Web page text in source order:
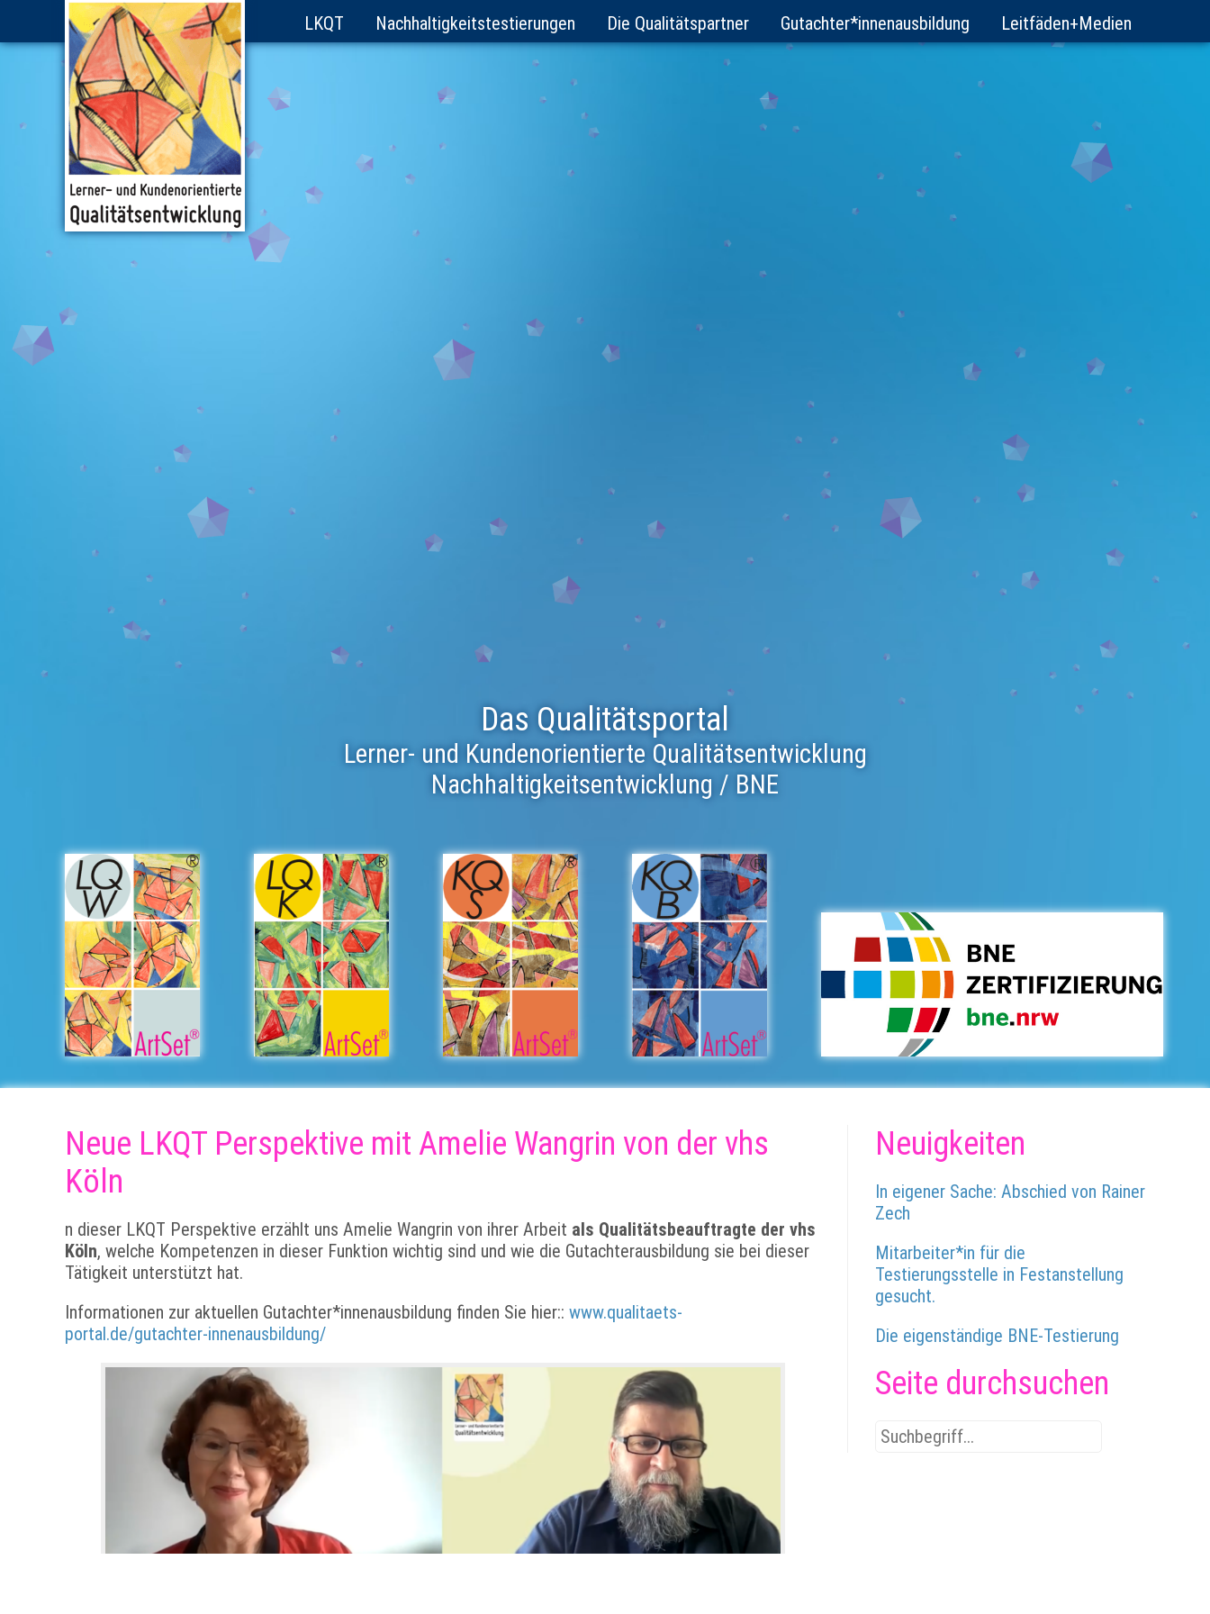
LKQT Nachhaltigkeitstestierungen Die Qualitätspartner Gutachter*innenausbildung Leitfäden+Medien
Das Qualitätsportal
Lerner- und Kundenorientierte Qualitätsentwicklung
Nachhaltigkeitsentwicklung / BNE
Neue LKQT Perspektive mit Amelie Wangrin von der vhs
Köln
n dieser LKQT Perspektive erzählt uns Amelie Wangrin von ihrer Arbeit als Qualitätsbeauftragte der vhs
Köln, welche Kompetenzen in dieser Funktion wichtig sind und wie die Gutachterausbildung sie bei dieser
Tätigkeit unterstützt hat.
Informationen zur aktuellen Gutachter*innenausbildung finden Sie hier:: www.qualitaets-
portal.de/gutachter-innenausbildung/
Neuigkeiten
In eigener Sache: Abschied von Rainer
Zech
Mitarbeiter*in für die
Testierungsstelle in Festanstellung
gesucht.
Die eigenständige BNE-Testierung
Seite durchsuchen